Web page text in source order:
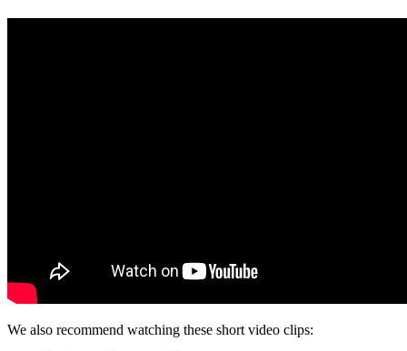
We also recommend watching these short video clips: